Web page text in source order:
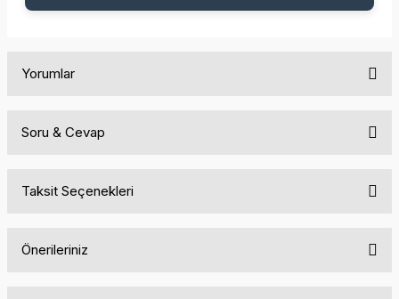
Yorumlar
Soru & Cevap
Taksit Seçenekleri
Önerileriniz